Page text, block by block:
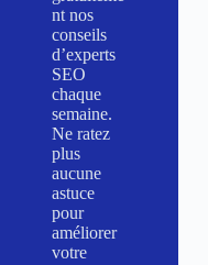
nt nos
conseils
d’experts
SEO
chaque
semaine.
Ne ratez
plus
aucune
astuce
pour
améliorer
votre